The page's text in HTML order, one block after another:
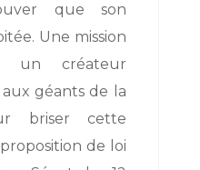
que son
Une mission
un créateur
géants de la
briser cette
de loi